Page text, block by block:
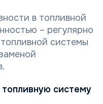
в топливной
– регулярно
системы
систему